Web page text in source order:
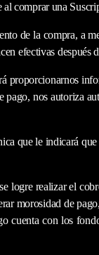
al comprar una
de la compra, a
efectivas
proporcionarnos
nos autoriza
que le indicará
logre realizar el
morosidad de
cuenta con los